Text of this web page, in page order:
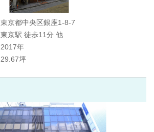
東京都中央区銀座1-8-7
東京駅 徒歩11分 他
2017年
29.67坪